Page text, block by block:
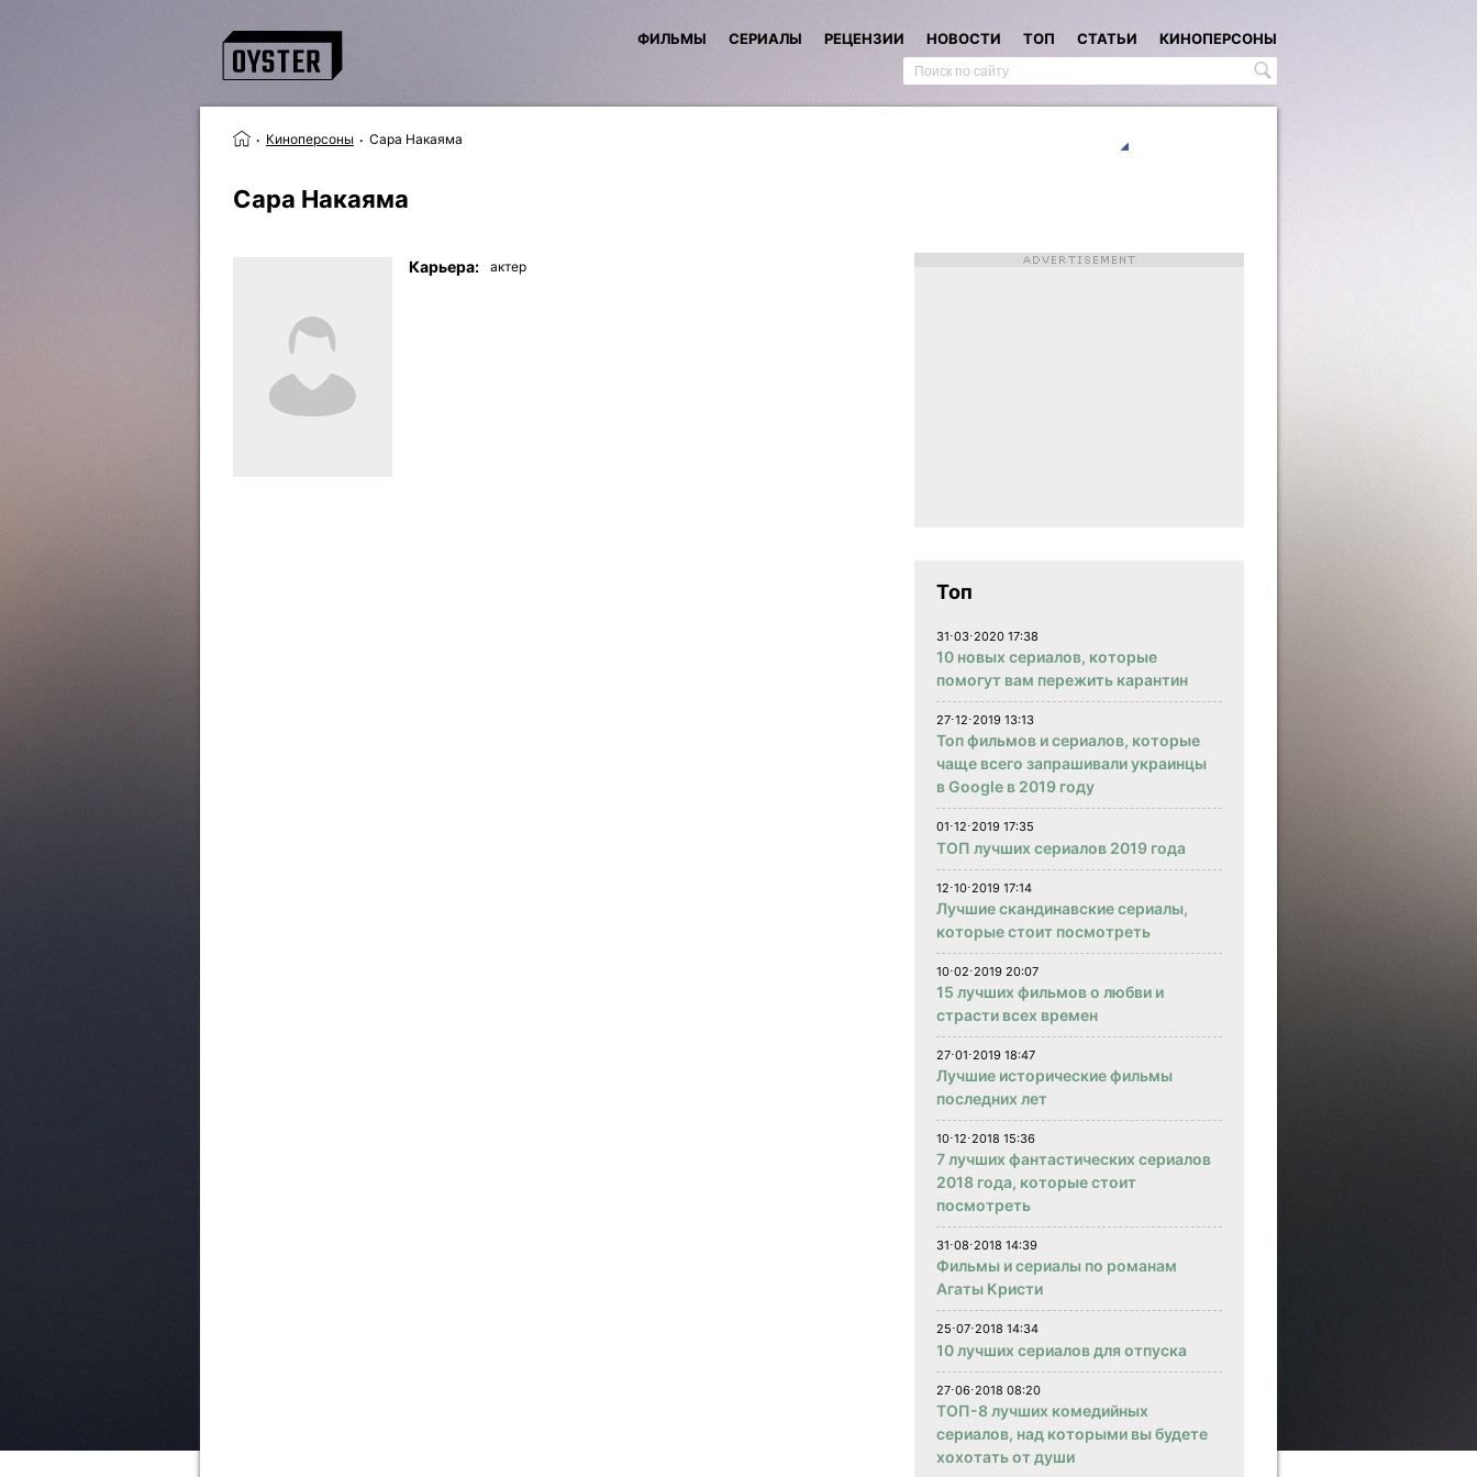
ФИЛЬМЫ СЕРИАЛЫ РЕЦЕНЗИИ НОВОСТИ ТОП СТАТЬИ КИНОПЕРСОНЫ
Киноперсоны Сара Накаяма
Сара Накаяма
Карьера: актер
Топ
31⋅03⋅2020 17:38
10 новых сериалов, которые
помогут вам пережить карантин
27⋅12⋅2019 13:13
Топ фильмов и сериалов, которые
чаще всего запрашивали украинцы
в Google в 2019 году
01⋅12⋅2019 17:35
ТОП лучших сериалов 2019 года
12⋅10⋅2019 17:14
Лучшие скандинавские сериалы,
которые стоит посмотреть
10⋅02⋅2019 20:07
15 лучших фильмов о любви и
страсти всех времен
27⋅01⋅2019 18:47
Лучшие исторические фильмы
последних лет
10⋅12⋅2018 15:36
7 лучших фантастических сериалов
2018 года, которые стоит
посмотреть
31⋅08⋅2018 14:39
Фильмы и сериалы по романам
Агаты Кристи
25⋅07⋅2018 14:34
10 лучших сериалов для отпуска
27⋅06⋅2018 08:20
ТОП-8 лучших комедийных
сериалов, над которыми вы будете
хохотать от души